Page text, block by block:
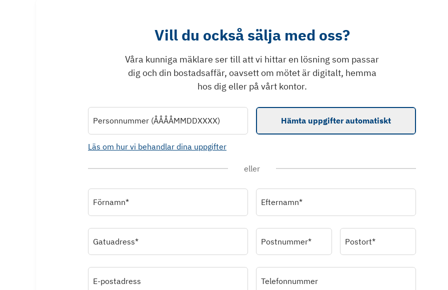
Vill du också sälja med oss?
Våra kunniga mäklare ser till att vi hittar en lösning som passar
dig och din bostadsaffär, oavsett om mötet är digitalt, hemma
hos dig eller på vårt kontor.
Personnummer (ÅÅÅÅMMDDXXXX) Hämta uppgifter automatiskt
Läs om hur vi behandlar dina uppgifter
eller
Förnamn* Efternamn*
Gatuadress* Postnummer* Postort*
E-postadress Telefonnummer